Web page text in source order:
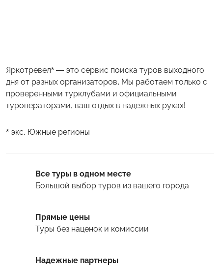
Яркотревел* — это сервис поиска туров выходного
дня от разных организаторов. Мы работаем только с
проверенными турклубами и официальными
туроператорами, ваш отдых в надежных руках!
* экс. Южные регионы
Все туры в одном месте
Большой выбор туров из вашего города
Прямые цены
Туры без наценок и комиссии
Надежные партнеры